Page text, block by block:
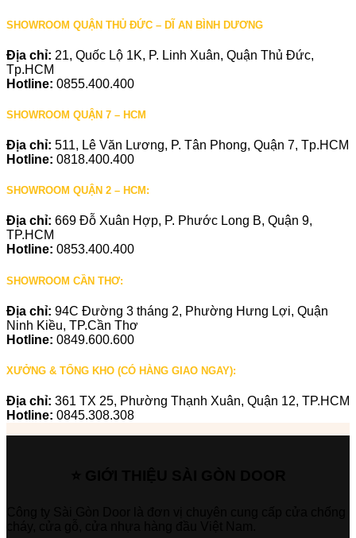
SHOWROOM QUẬN THỦ ĐỨC – DĨ AN BÌNH DƯƠNG
Địa chỉ: 21, Quốc Lộ 1K, P. Linh Xuân, Quận Thủ Đức,
Tp.HCM
Hotline: 0855.400.400
SHOWROOM QUẬN 7 – HCM
Địa chỉ: 511, Lê Văn Lương, P. Tân Phong, Quận 7, Tp.HCM
Hotline: 0818.400.400
SHOWROOM QUẬN 2 – HCM:
Địa chỉ: 669 Đỗ Xuân Hợp, P. Phước Long B, Quận 9,
TP.HCM
Hotline: 0853.400.400
SHOWROOM CẦN THƠ:
Địa chỉ: 94C Đường 3 tháng 2, Phường Hưng Lợi, Quận
Ninh Kiều, TP.Cần Thơ
Hotline: 0849.600.600
XƯỞNG & TỔNG KHO (CÓ HÀNG GIAO NGAY):
Địa chỉ: 361 TX 25, Phường Thạnh Xuân, Quận 12, TP.HCM
Hotline: 0845.308.308